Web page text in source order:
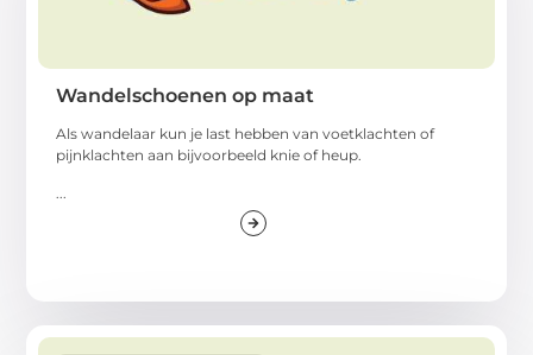
Wandelschoenen op maat
Als wandelaar kun je last hebben van voetklachten of
pijnklachten aan bijvoorbeeld knie of heup.